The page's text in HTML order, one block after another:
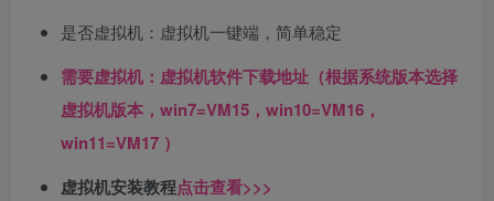
是否虚拟机：虚拟机一键端，简单稳定
需要虚拟机：虚拟机软件下载地址（根据系统版本选择
虚拟机版本，win7=VM15，win10=VM16，
win11=VM17 ）
虚拟机安装教程点击查看>>>